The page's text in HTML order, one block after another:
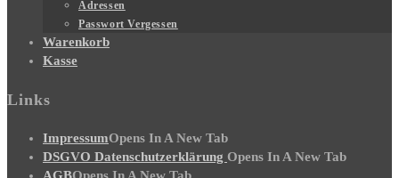
Adressen
Passwort Vergessen
Warenkorb
Kasse
Links
ImpressumOpens In A New Tab
DSGVO Datenschutzerklärung Opens In A New Tab
AGBOpens In A New Tab